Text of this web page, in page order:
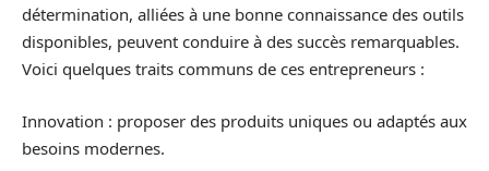
détermination, alliées à une bonne connaissance des outils
disponibles, peuvent conduire à des succès remarquables.
Voici quelques traits communs de ces entrepreneurs :
Innovation : proposer des produits uniques ou adaptés aux
besoins modernes.